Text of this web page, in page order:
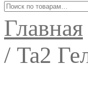
Главная
/ Ta2